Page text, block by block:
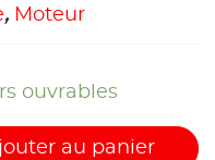
, Moteur
ouvrables
au panier